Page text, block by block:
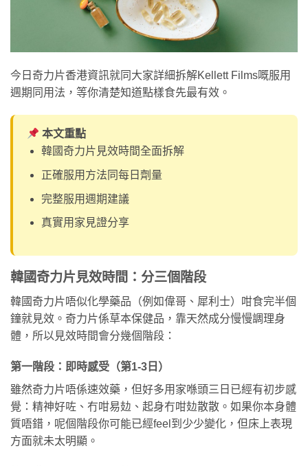
今日奇力片香港資訊就同大家詳細拆解Kellett Films嘅服用
週期同用法，等你清楚知道點樣食先最有效。
本文重點
韓國奇力片見效時間全面拆解
正確服用方法同每日劑量
完整服用週期建議
真實用家見證分享
韓國奇力片見效時間：分三個階段
韓國奇力片唔似化學藥品（例如偉哥、犀利士）咁食完半個
鐘就見效。奇力片係草本保健品，靠天然成分慢慢調理身
體，所以見效時間會分幾個階段：
第一階段：即時感受（第1-3日）
雖然奇力片唔係速效藥，但好多用家喺頭三日已經有初步感
覺：精神好咗、冇咁易攰、起身冇咁攰散散。如果你本身體
質唔錯，呢個階段你可能已經feel到少少變化，但床上表現
方面就未太明顯。